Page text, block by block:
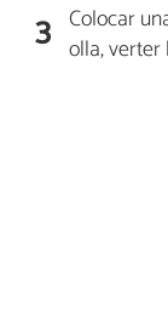
3 Colocar
olla,